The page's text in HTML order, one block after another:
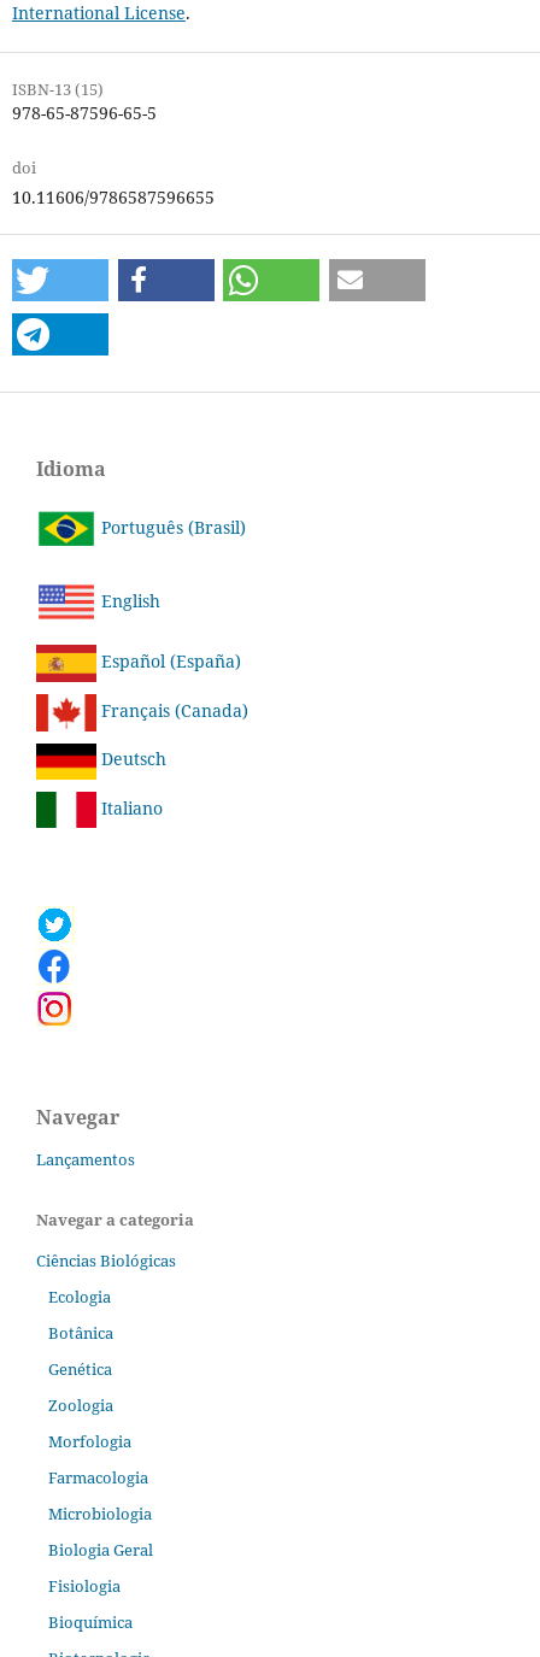
International License.
ISBN-13 (15)
978-65-87596-65-5
doi
10.11606/9786587596655
Idioma
Português (Brasil)
English
Español (España)
Français (Canada)
Deutsch
Italiano
Navegar
Lançamentos
Navegar a categoria
Ciências Biológicas
Ecologia
Botânica
Genética
Zoologia
Morfologia
Farmacologia
Microbiologia
Biologia Geral
Fisiologia
Bioquímica